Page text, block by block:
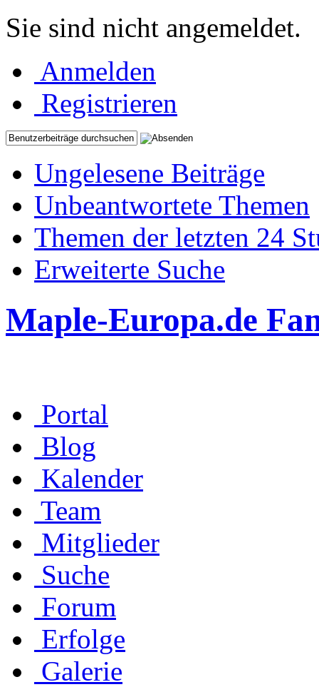
Sie sind nicht angemeldet.
Anmelden
Registrieren
Ungelesene Beiträge
Unbeantwortete Themen
Themen der letzten 24
Erweiterte Suche
Maple-Europa.de
Portal
Blog
Kalender
Team
Mitglieder
Suche
Forum
Erfolge
Galerie